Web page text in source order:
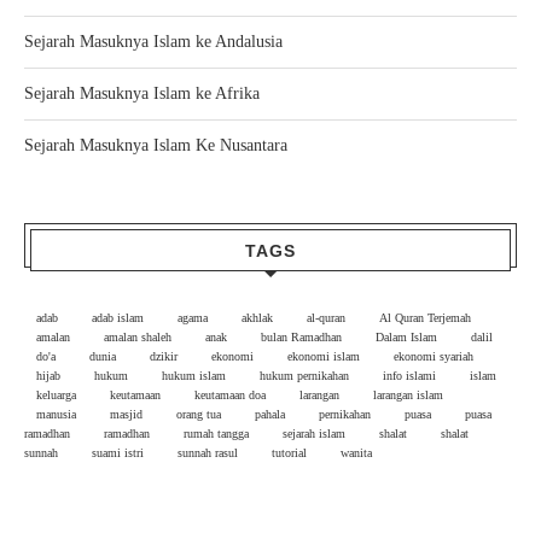
Sejarah Masuknya Islam ke Andalusia
Sejarah Masuknya Islam ke Afrika
Sejarah Masuknya Islam Ke Nusantara
TAGS
adab adab islam agama akhlak al-quran
Al Quran Terjemah
amalan
amalan shaleh anak bulan Ramadhan Dalam Islam
dalil
do'a
dunia dzikir ekonomi ekonomi islam
ekonomi syariah
hijab
hukum hukum islam hukum pernikahan info islami
islam
keluarga
keutamaan keutamaan doa larangan
larangan islam
manusia
masjid orang tua pahala pernikahan puasa
puasa
ramadhan
ramadhan rumah tangga sejarah islam shalat
shalat
sunnah
suami istri sunnah rasul tutorial wanita